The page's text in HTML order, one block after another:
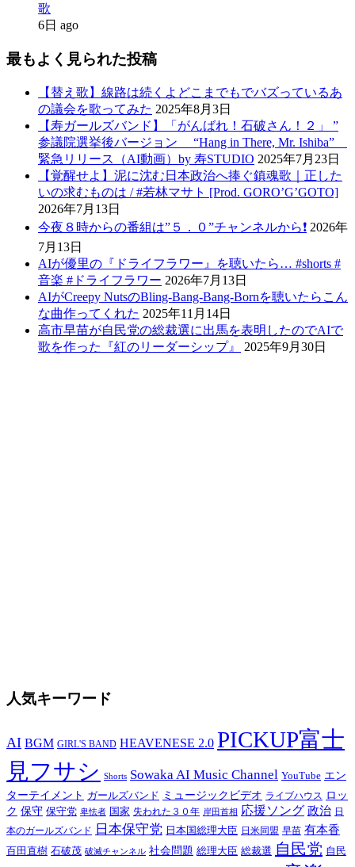
歌
6日 ago
最もよく見られた投稿
【替え歌】線路は続くよどこまでもでバズっているあ
の議会を歌ってみた 2025年8月3日
【寿ガールズバンド】「がんばれ！石破さん！２」 ”
参議院選挙後バージョン “Hang in There, Mr. Ishiba”
緊急リリース（AI動画）by 寿STUDIO 2025年7月23日
【覚醒せよ】泥に沈む日本政治へ捧ぐ鎮魂歌｜正した
いの求むものは / #若林マサト [Prod. GORO’G’GOTO]
2026年7月13日
今夜８時からの番組は”５．０”チャンネルから❗️ 2026年
7月13日
AIが優里の『ドライフラワー』を聴いたら… #shorts #
音楽 #ドライフラワー 2026年7月13日
AIがCreepy NutsのBling-Bang-Bang-Bornを聴いたらこん
な曲作ってくれた 2025年11月14日
高市早苗が自民党の総裁選に出馬を表明したのでAIで
歌を作った『紅のリーダーシップ』
2025年9月30日
人気キーワード
AI BGM GIRL'S BAND HEAVENESE 2.0 PICKUP富士
見フサシ Shorts Sowaka AI Music Channel YouTube エン
ターテイメント ガールズバンド ミュージックビデオ ライブハウス ロッ
ク 保守 保守党 卑怯者 国家 失われた３０年 岸田首相 応援ソング 政治 日
本のガールズバンド
日本保守党 日本国総理大臣 日米同盟 早苗 有本香
百田直樹 石破茂 破滅チャンネル 社会問題 総理大臣 総裁選 自民党 自民